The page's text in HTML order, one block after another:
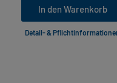
In den Warenkorb
Detail- &